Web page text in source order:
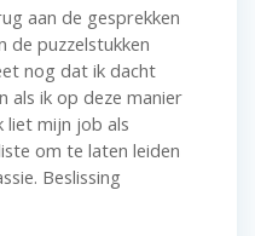
aan de gesprekken
de puzzelstukken
nog dat ik dacht
als ik op deze manier
liet mijn job als
om te laten leiden
Beslissing